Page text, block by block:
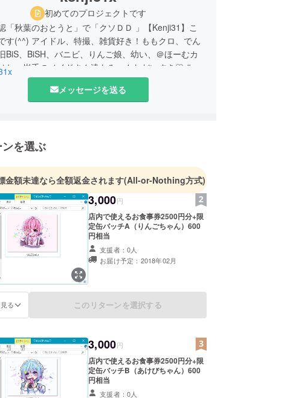
初めてのプロジェクトです
「秋葉のおとうと」で「クソＤＤ 」【Kenji31】こ
す(^^) アイドル、特撮、雑貨好き！ももクロ、でん
BiS、BiSH、バニビ、りんご娘、幼い、＠ほーむカ
ね、岩手のメイドさん達もみーんなだいすき♡ #青
化計画！ 2017年、八戸にメイドカフェ「めいど
」オープンするよ！メッセージを送る
ンを選ぶ
金額未達なら全額返金されます(All-or-Nothing方式)
3,000円
店内で使えるお食事券2500円分+限
定缶バッチA（りんごちゃん）600
円相当
支援者：0人
お届け予定：2018年02月
る このリターンを選択する
3,000円
店内で使えるお食事券2500円分+限
定缶バッチB（あけびちゃん）600
円相当
支援者：0人